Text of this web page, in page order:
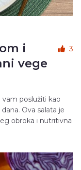
i
vege
3
vam poslužiti kao
Ova salata je
obroka i nutritivna